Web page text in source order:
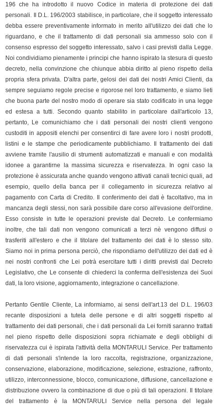
196 che ha introdotto il nuovo Codice in materia di protezione dei dati
personali. Il D.L. 196/2003 stabilisce, in particolare, che il soggetto interessato
debba essere preventivamente informato in merito all'utilizzo dei dati che lo
riguardano, e che il trattamento di dati personali sia ammesso solo con il
consenso espresso del soggetto interessato, salvo i casi previsti dalla Legge.
Noi condividiamo pienamente i principi che hanno ispirato la stesura di questo
decreto, nella convinzione che chiunque abbia diritto al pieno rispetto della
propria sfera privata. D'altra parte, gelosi dei dati dei nostri Amici Clienti, da
sempre seguiamo regole precise e rigorose nel loro trattamento, e siamo lieti
che buona parte del nostro modo di operare sia stato codificato in una legge
ed estesa a tutti. Secondo quanto stabilito in particolare dall'articolo 13,
pertanto, Le comunichiamo che i dati personali dei nostri clienti vengono
custoditi in appositi elenchi per consentirci di fare avere loro i nostri prodotti,
listini e le stampe che periodicamente pubblichiamo. Il trattamento dei dati
avviene tramite l'ausilio di strumenti automatizzati e manuali e con modalità
idonee a garantirne la massima sicurezza e riservatezza. In ogni caso la
protezione è assicurata anche quando vengono attivati canali tecnici quali, ad
esempio, quello della banca per il collegamento in sicurezza relativo al
pagamento con Carta di Credito. Il conferimento dei dati è facoltativo, ma in
mancanza degli stessi, non sarà possibile dare corso all'evasione dell'ordine.
Esso consiste in tutte le operazioni previste dal Decreto. Le confermiamo
inoltre, che tali dati non vengono comunicati a terzi nè vengono diffusi o
trasferiti all'estero e che il titolare del trattamento dei dati è lo stesso sito.
Siamo noi in prima persona perciò, che rispondiamo dell'utilizzo dei dati ed è
nei nostri confronti che Lei potrà esercitare tutti i diritti previsti dal Decreto
Legislativo, che Le consente di chiederci la conferma dell'esistenza dei Suoi
dati, la loro visione, aggiornamento, integrazione o cancellazione.
Pertanto Gentile Cliente, La informiamo, ai sensi dell'art.13 del D.L. 196/03
recante disposizioni a tutela delle persone e di altri soggetti rispetto al
trattamento dei dati personali, che i dati personali da Lei forniti saranno trattati
nel pieno rispetto delle disposizioni sopra richiamate e degli obblighi di
riservatezza cui è ispirata l'attività della MONTARULI Service. Per trattamento
di dati personali s'intende la loro raccolta, registrazione, organizzazione,
conservazione, elaborazione, modificazione, selezione, estrazione, raffronto,
utilizzo, interconnessione, blocco, comunicazione, diffusione, cancellazione e
distribuzione ovvero la combinazione di due o più di tali operazioni. Il titolare
del trattamento è la MONTARULI Service nella persona del legale